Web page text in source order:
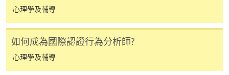
心理學及輔導
如何成為國際認證行為分析師?
心理學及輔導